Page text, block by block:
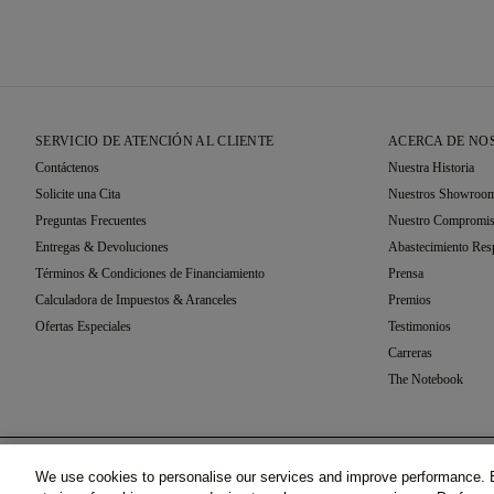
SERVICIO DE ATENCIÓN AL CLIENTE
Contáctenos
Solicite una Cita
Preguntas Frecuentes
Entregas & Devoluciones
Términos & Condiciones de Financiamiento
Calculadora de Impuestos & Aranceles
Ofertas Especiales
ACERCA DE
Nuestra Historia
Nuestros
Nuestro
Abastecimiento
Prensa
Premios
Testimonios
Carreras
The Notebook
©2026 77 Diamonds GmbH - Schumannstraße 27. 60325
Oxford, Oro Blanco (18k)
We use cookies to personalise our services and improve